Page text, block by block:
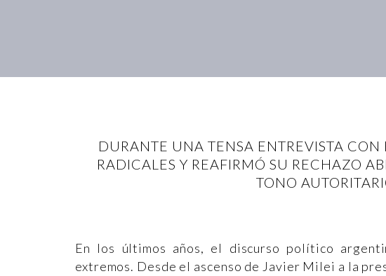
DURANTE UNA TENSA ENTREVISTA CON
RADICALES Y REAFIRMÓ SU RECHAZO
TONO
En los últimos años, el discurso político
extremos. Desde el ascenso de Javier Milei a la